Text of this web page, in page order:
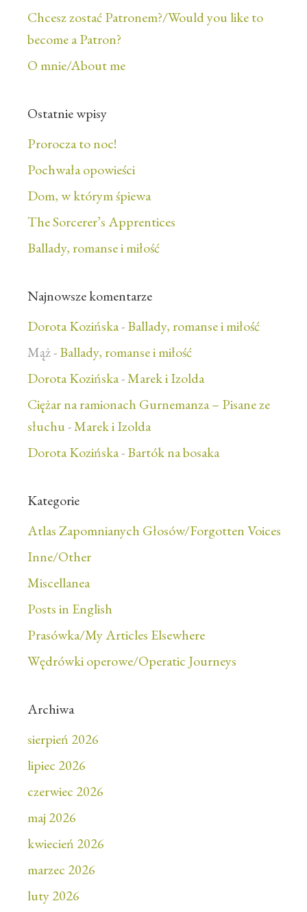
Chcesz zostać Patronem?/Would you like to
become a Patron?
O mnie/About me
Ostatnie wpisy
Prorocza to noc!
Pochwała opowieści
Dom, w którym śpiewa
The Sorcerer’s Apprentices
Ballady, romanse i miłość
Najnowsze komentarze
Dorota Kozińska-Ballady, romanse i miłość
Mąż-Ballady, romanse i miłość
Dorota Kozińska-Marek i Izolda
Ciężar na ramionach Gurnemanza – Pisane ze
słuchu-Marek i Izolda
Dorota Kozińska-Bartók na bosaka
Kategorie
Atlas Zapomnianych Głosów/Forgotten Voices
Inne/Other
Miscellanea
Posts in English
Prasówka/My Articles Elsewhere
Wędrówki operowe/Operatic Journeys
Archiwa
sierpień 2026
lipiec 2026
czerwiec 2026
maj 2026
kwiecień 2026
marzec 2026
luty 2026